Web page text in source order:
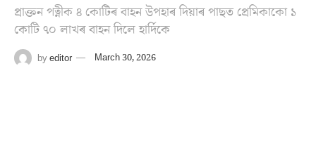
প্ৰাক্তন পত্নীক ৪ কোটিৰ বাহন উপহাৰ দিয়াৰ পাছত প্ৰেমিকাকো ১
কোটি ৭০ লাখৰ বাহন দিলে হাৰ্দিকে
byeditor March 30, 2026